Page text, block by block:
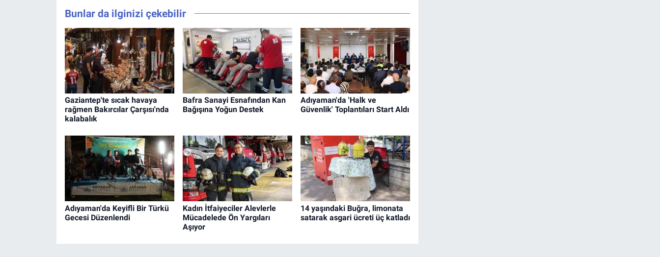
Bunlar da ilginizi çekebilir
Gaziantep'te sıcak havaya
rağmen Bakırcılar Çarşısı'nda
kalabalık
Bafra Sanayi Esnafından Kan
Bağışına Yoğun Destek
Adıyaman'da 'Halk ve
Güvenlik' Toplantıları Start Aldı
Adıyaman'da Keyifli Bir Türkü
Gecesi Düzenlendi
Kadın İtfaiyeciler Alevlerle
Mücadelede Ön Yargıları
Aşıyor
14 yaşındaki Buğra, limonata
satarak asgari ücreti üç katladı